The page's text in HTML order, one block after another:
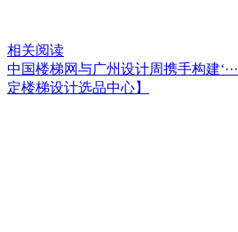
相关阅读
中国楼梯网与广州设计周携手构建‘···
定楼梯设计选品中心】